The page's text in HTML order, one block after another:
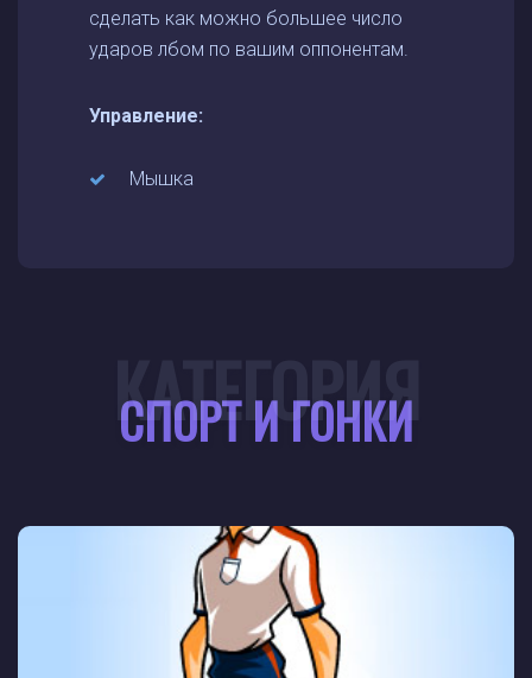
сделать как можно большее число
ударов лбом по вашим оппонентам.
Управление:
Мышка
СПОРТ И ГОНКИ
КАТЕГОРИЯ